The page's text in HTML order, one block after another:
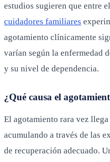
estudios sugieren que entre
cuidadores familiares
agotamiento clínicamente
varían según la enfermedad
y su nivel de dependencia.
¿Qué causa el
El agotamiento rara vez
acumulando a través de las
de recuperación adecuado.